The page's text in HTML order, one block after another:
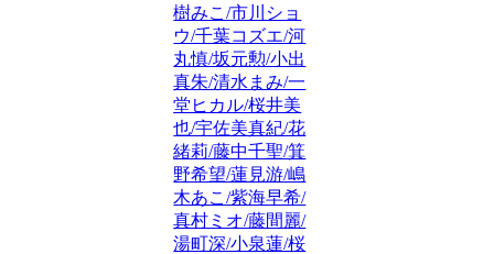
樹みこ/市川ショ
ウ/千葉コズエ/河
丸慎/坂元勲/小出
真朱/清水まみ/一
堂ヒカル/桜井美
也/宇佐美真紀/花
緒莉/藤中千聖/箕
野希望/蓮見游/嶋
木あこ/紫海早希/
真村ミオ/藤間麗/
湯町深/小泉蓮/桜